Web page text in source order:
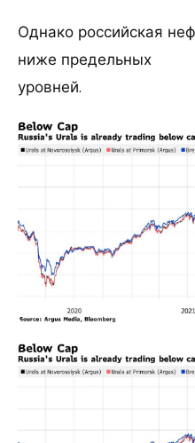
Однако российская
ниже предельных
уровней.